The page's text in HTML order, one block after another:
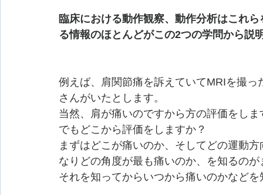
臨床における動作観察、動作分析はこれ
る情報のほとんどがこの2つの学問から説
例えば、肩関節痛を訴えていてMRIを撮
さんがいたとします。
当然、肩が痛いのですから方の評価をしま
でもどこから評価をしますか？
まずはどこが痛いのか、そしてどの運動
なりどの角度が最も痛いのか、を知るの
それを知ってからいつから痛いのかなど